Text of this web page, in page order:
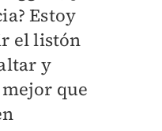
Estoy
el listón
y
que